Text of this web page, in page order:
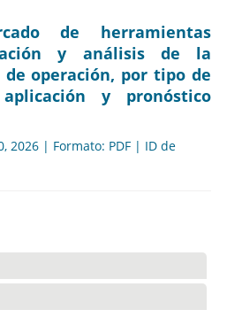
de herramientas
y análisis de la
operación, por tipo de
y pronóstico
2026 | Formato: PDF | ID de